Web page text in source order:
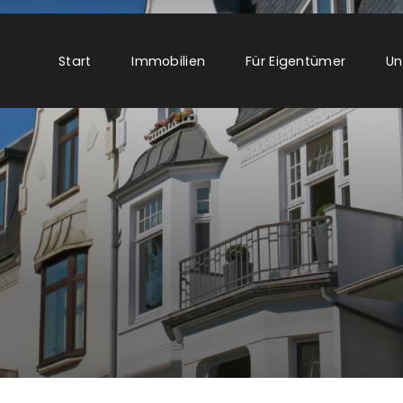
Start Immobilien Für Eigentümer